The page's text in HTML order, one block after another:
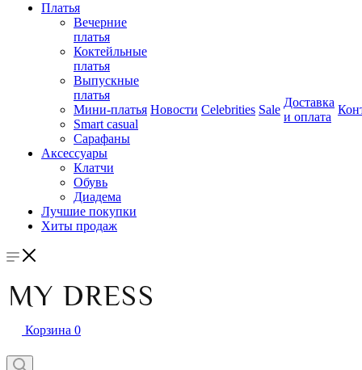
Платья
Вечерние
платья
Коктейльные
платья
Выпускные
платья
Мини-платья
Smart casual
Сарафаны
Аксессуары
Клатчи
Обувь
Диадема
Лучшие покупки
Хиты продаж
Новости Celebrities Sale
Доставка
и оплата
Корзина 0